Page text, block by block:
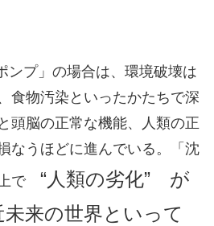
プ」の場合は、環境破壊は
食物汚染といったかたちで深
頭脳の正常な機能、人類の正
なうほどに進んでいる。「沈
で “ 人類の劣化” が
来の世界といって